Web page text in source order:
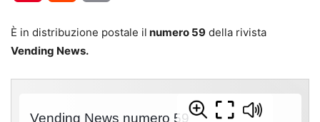
È in distribuzione postale il numero 59 della rivista
Vending News.